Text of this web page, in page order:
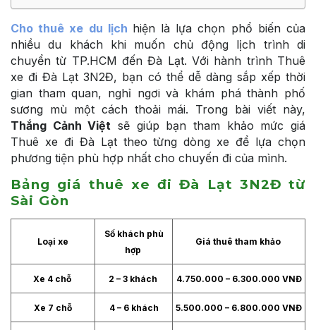
Cho thuê xe du lịch hiện là lựa chọn phổ biến của
nhiều du khách khi muốn chủ động lịch trình di
chuyển từ TP.HCM đến Đà Lạt. Với hành trình Thuê
xe đi Đà Lạt 3N2Đ, bạn có thể dễ dàng sắp xếp thời
gian tham quan, nghỉ ngơi và khám phá thành phố
sương mù một cách thoải mái. Trong bài viết này,
Thắng Cảnh Việt sẽ giúp bạn tham khảo mức giá
Thuê xe đi Đà Lạt theo từng dòng xe để lựa chọn
phương tiện phù hợp nhất cho chuyến đi của mình.
Bảng giá thuê xe đi Đà Lạt 3N2Đ từ
Sài Gòn
Loại xe
Số khách phù
hợp
Giá thuê tham khảo
Xe 4 chỗ 2 – 3 khách 4.750.000 – 6.300.000 VNĐ
Xe 7 chỗ 4 – 6 khách 5.500.000 – 6.800.000 VNĐ